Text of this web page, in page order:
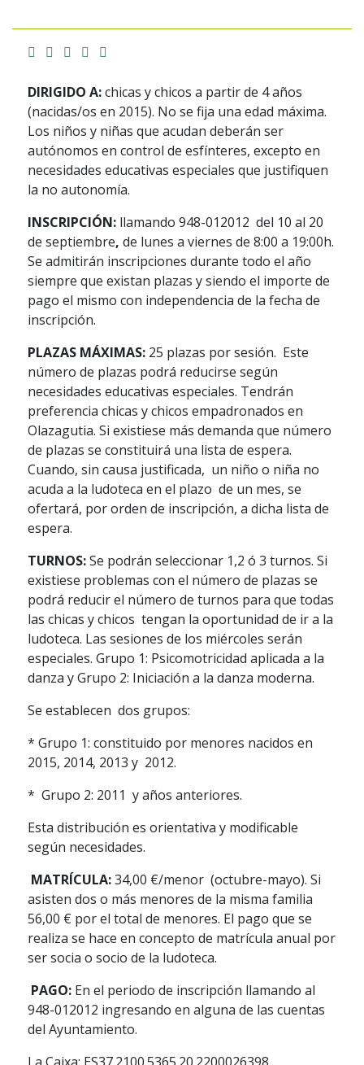
Facebook
TwitterEmailImprimir
DIRIGIDO A:chicas y chicos a partir de 4 años
(nacidas/os en 2015). No se fija una edad máxima.
Los niños y niñas que acudan deberán ser
autónomos en control de esfínteres, excepto en
necesidades educativas especiales que justifiquen
la no autonomía.
INSCRIPCIÓN: llamando 948-012012 del 10 al 20
de septiembre, de lunes a viernes de 8:00 a 19:00h.
Se admitirán inscripciones durante todo el año
siempre que existan plazas y siendo el importe de
pago el mismo con independencia de la fecha de
inscripción.
PLAZAS MÁXIMAS: 25 plazas por sesión. Este
número de plazas podrá reducirse según
necesidades educativas especiales. Tendrán
preferencia chicas y chicos empadronados en
Olazagutia. Si existiese más demanda que número
de plazas se constituirá una lista de espera.
Cuando, sin causa justificada, un niño o niña no
acuda a la ludoteca en el plazo de un mes, se
ofertará, por orden de inscripción, a dicha lista de
espera.
TURNOS:Se podrán seleccionar 1,2 ó 3 turnos. Si
existiese problemas con el número de plazas se
podrá reducir el número de turnos para que todas
las chicas y chicos tengan la oportunidad de ir a la
ludoteca. Las sesiones de los miércoles serán
especiales. Grupo 1: Psicomotricidad aplicada a la
danza y Grupo 2: Iniciación a la danza moderna.
Se establecen dos grupos:
* Grupo 1: constituido por menores nacidos en
2015, 2014, 2013 y 2012.
* Grupo 2: 2011 y años anteriores.
Esta distribución es orientativa y modificable
según necesidades.
MATRÍCULA:34,00 €/menor (octubre-mayo). Si
asisten dos o más menores de la misma familia
56,00 € por el total de menores. El pago que se
realiza se hace en concepto de matrícula anual por
ser socia o socio de la ludoteca.
PAGO: En el periodo de inscripción llamando al
948-012012 ingresando en alguna de las cuentas
del Ayuntamiento.